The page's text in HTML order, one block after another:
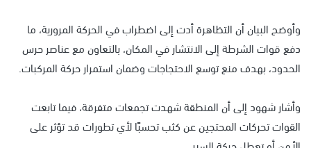
وأوضح البيان أن التظاهرة أدت إلى اضطراب في الحركة المرورية، ما
دفع قوات الشرطة إلى الانتشار في المكان، بالتعاون مع عناصر حرس
الحدود، بهدف منع توسع الاحتجاجات وضمان استمرار حركة المركبات.
وأشار شهود إلى أن المنطقة شهدت تجمعات متفرقة، فيما تابعت
القوات تحركات المحتجين عن كثب تحسبًا لأي تطورات قد تؤثر على